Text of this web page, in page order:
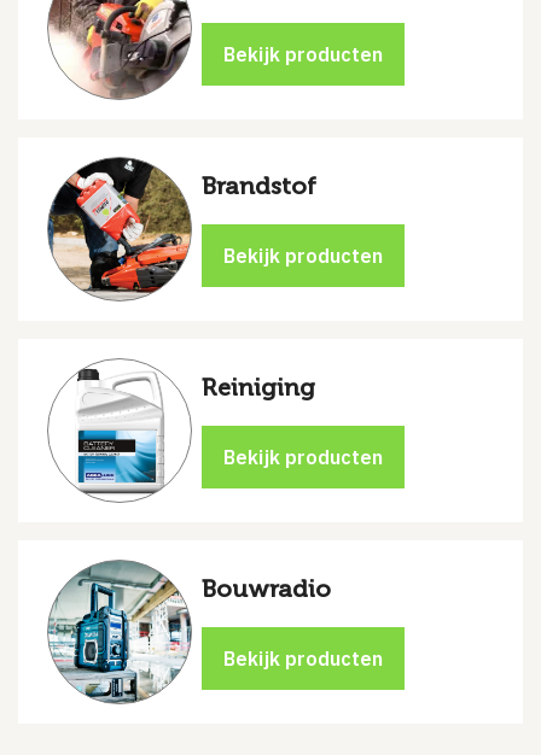
Brandstof
Reiniging
Bouwradio